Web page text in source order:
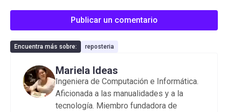
Publicar un comentario
Encuentra más sobre: reposteria
Mariela Ideas
Ingeniera de Computación e Informática.
Aficionada a las manualidades y a la
tecnología. Miembro fundadora de